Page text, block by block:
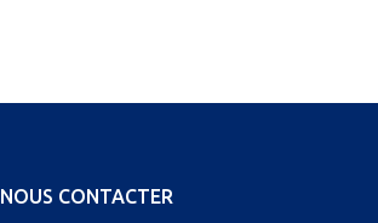
NOUS CONTACTER